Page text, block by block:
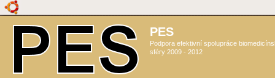
PES
Podpora efektivní spolupráce
sféry 2009 - 2012